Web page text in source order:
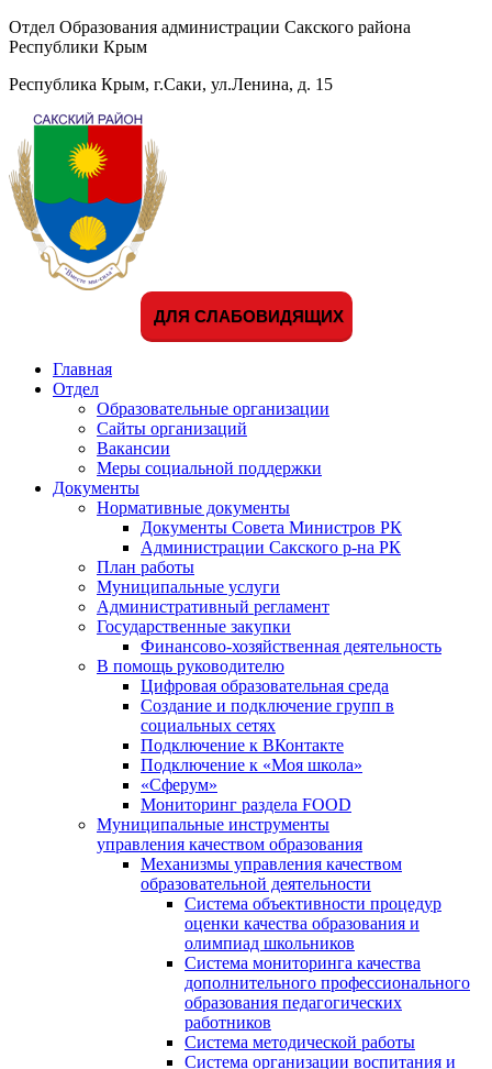
Отдел Образования администрации Сакского района
Республики Крым
Республика Крым, г.Саки, ул.Ленина, д. 15
ДЛЯ СЛАБОВИДЯЩИХ
Главная
Отдел
Образовательные организации
Сайты организаций
Вакансии
Меры социальной поддержки
Документы
Нормативные документы
Документы Совета Министров РК
Администрации Сакского р-на РК
План работы
Муниципальные услуги
Административный регламент
Государственные закупки
Финансово-хозяйственная деятельность
В помощь руководителю
Цифровая образовательная среда
Создание и подключение групп в
социальных сетях
Подключение к ВКонтакте
Подключение к «Моя школа»
«Сферум»
Мониторинг раздела FOOD
Муниципальные инструменты
управления качеством образования
Механизмы управления качеством
образовательной деятельности
Система объективности процедур
оценки качества образования и
олимпиад школьников
Система мониторинга качества
дополнительного профессионального
образования педагогических
работников
Система методической работы
Система организации воспитания и